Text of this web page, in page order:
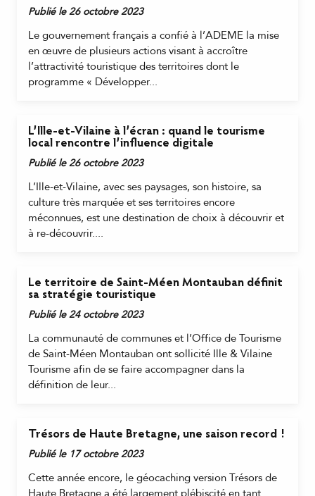
Publié le 26 octobre 2023
Le gouvernement français a confié à l’ADEME la mise
en œuvre de plusieurs actions visant à accroître
l’attractivité touristique des territoires dont le
programme « Développer...
L’Ille-et-Vilaine à l’écran : quand le tourisme
local rencontre l’influence digitale
Publié le 26 octobre 2023
L’Ille-et-Vilaine, avec ses paysages, son histoire, sa
culture très marquée et ses territoires encore
méconnues, est une destination de choix à découvrir et
à re-découvrir....
Le territoire de Saint-Méen Montauban définit
sa stratégie touristique
Publié le 24 octobre 2023
La communauté de communes et l’Office de Tourisme
de Saint-Méen Montauban ont sollicité Ille & Vilaine
Tourisme afin de se faire accompagner dans la
définition de leur...
Trésors de Haute Bretagne, une saison record !
Publié le 17 octobre 2023
Cette année encore, le géocaching version Trésors de